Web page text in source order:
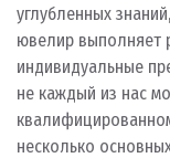
углубленных
ювелир выполняет
индивидуальные
не каждый из нас
несколько